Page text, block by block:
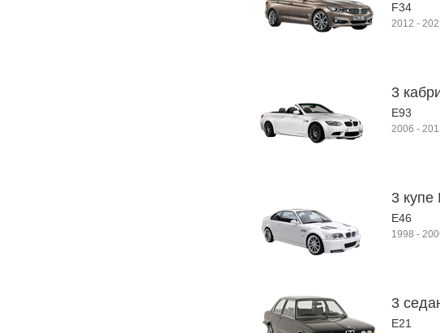
F34
2012 -
3
E93
2006 -
3 купе
E46
1998 -
3
E21